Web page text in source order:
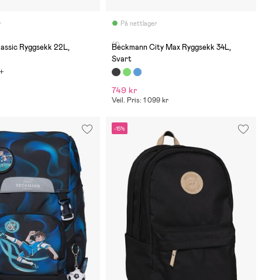
Ryggsekk 22L,
På nettlager
(1)
Beckmann City Max Ryggsekk 34L,
Svart
749 kr
Veil. Pris: 1 099 kr
-15%